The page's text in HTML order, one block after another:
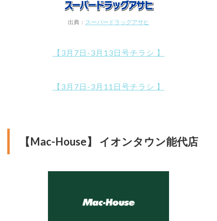
出典： スーパードラッグアサヒ
【3月7日-3月13日号チラシ 】
【3月7日-3月11日号チラシ 】
【Mac-House】 イオンタウン能代店